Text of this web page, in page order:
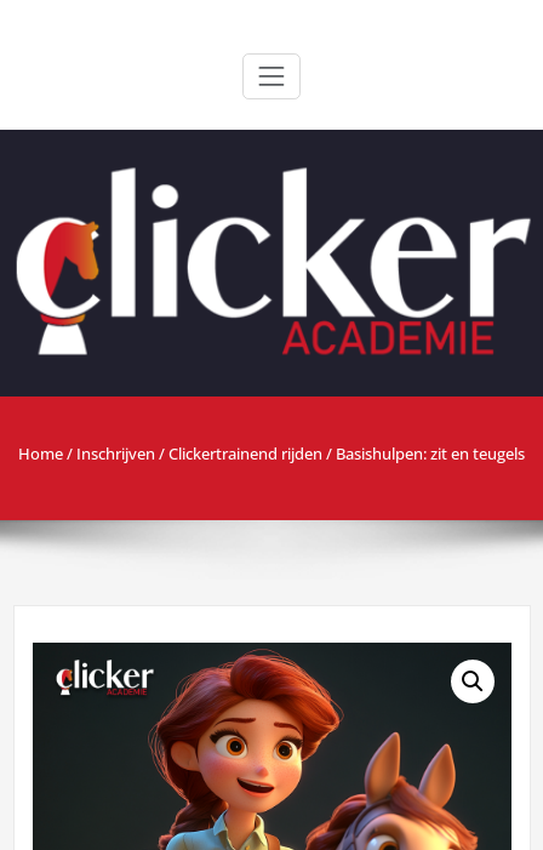
ClickerAcademie
Home/ Inschrijven /Clickertrainend rijden / Basishulpen: zit en teugels